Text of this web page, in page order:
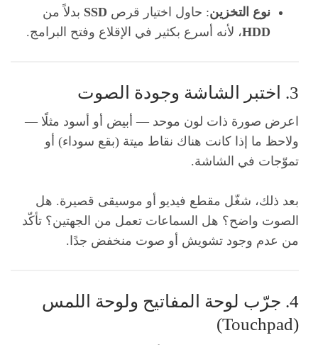
نوع التخزين: حاول اختيار قرص SSD بدلاً من
HDD، لأنه أسرع بكثير في الإقلاع وفتح البرامج.
3. اختبر الشاشة وجودة الصوت
اعرض صورة ذات لون موحد — أبيض أو أسود مثلًا —
ولاحظ ما إذا كانت هناك نقاط ميتة (بقع سوداء) أو
تموّجات في الشاشة.
بعد ذلك، شغّل مقطع فيديو أو موسيقى قصيرة. هل
الصوت واضح؟ هل السماعات تعمل من الجهتين؟ تأكّد
من عدم وجود تشويش أو صوت منخفض جدًا.
4. جرّب لوحة المفاتيح ولوحة اللمس
(Touchpad)